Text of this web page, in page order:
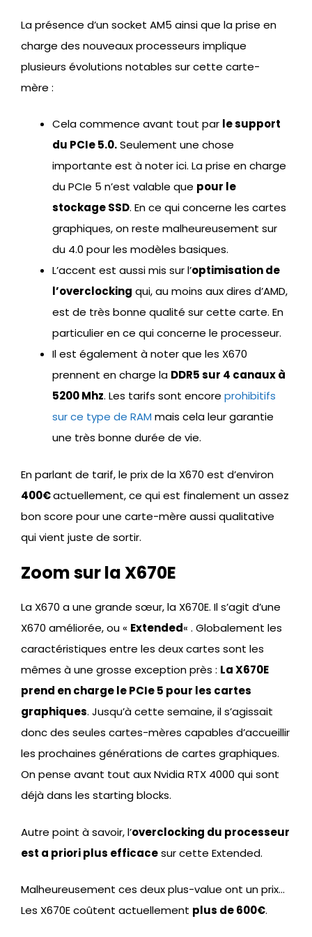
La présence d’un socket AM5 ainsi que la prise en
charge des nouveaux processeurs implique
plusieurs évolutions notables sur cette carte-
mère :
Cela commence avant tout par le support
du PCIe 5.0.Seulement une chose
importante est à noter ici. La prise en charge
du PCIe 5 n’est valable que pour le
stockage SSD. En ce qui concerne les cartes
graphiques, on reste malheureusement sur
du 4.0 pour les modèles basiques.
L’accent est aussi mis sur l’optimisation de
l’overclocking qui, au moins aux dires d’AMD,
est de très bonne qualité sur cette carte. En
particulier en ce qui concerne le processeur.
Il est également à noter que les X670
prennent en charge la DDR5 sur 4 canaux à
5200 Mhz. Les tarifs sont encore prohibitifs
sur ce type de RAM mais cela leur garantie
une très bonne durée de vie.
En parlant de tarif, le prix de la X670 est d’environ
400€actuellement, ce qui est finalement un assez
bon score pour une carte-mère aussi qualitative
qui vient juste de sortir.
Zoom sur la X670E
La X670 a une grande sœur, la X670E. Il s’agit d’une
X670 améliorée, ou « Extended« . Globalement les
caractéristiques entre les deux cartes sont les
mêmes à une grosse exception près : La X670E
prend en charge le PCIe 5 pour les cartes
graphiques. Jusqu’à cette semaine, il s’agissait
donc des seules cartes-mères capables d’accueillir
les prochaines générations de cartes graphiques.
On pense avant tout aux Nvidia RTX 4000 qui sont
déjà dans les starting blocks.
Autre point à savoir, l’overclocking du processeur
est a priori plus efficacesur cette Extended.
Malheureusement ces deux plus-value ont un prix…
Les X670E coûtent actuellement plus de 600€.